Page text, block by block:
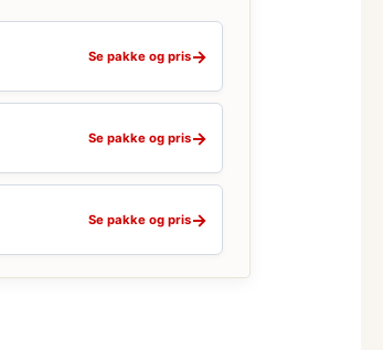
Se pakke og pris→
Se pakke og pris→
Se pakke og pris→